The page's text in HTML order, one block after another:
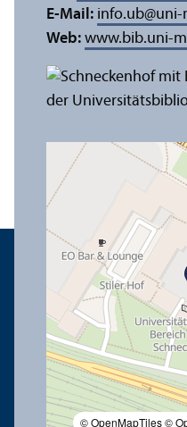
© OpenMapTiles©
E-Mail: info.ub@uni-
Web: www.bib.uni-